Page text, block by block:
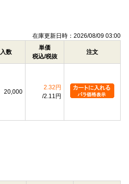
在庫更新日時：2026/08/09 03:00
入数
単価
税込/税抜
注文
20,000
2.32円
2.11円